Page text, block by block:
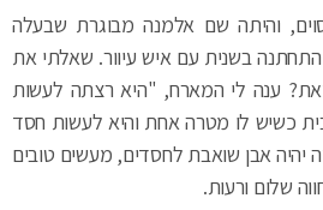
והיתה שם אלמנה מבוגרת שבעלה
בשנית עם איש עיוור. שאלתי את
ענה לי המארח, "היא רצתה לעשות
כשיש לו מטרה אחת והיא לעשות חסד
יהיה אבן שואבת לחסדים, מעשים טובים
שלום ורעות.